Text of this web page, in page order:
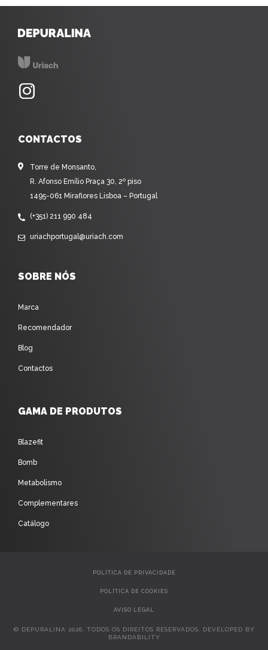
CONTACTOS
Torre de Monsanto,
R. Afonso Emílio Praça 30, 2º piso
1495-061 Miraflores Lisboa – Portugal
(+351) 211 990 484
uriachportugal@uriach.com
SOBRE NÓS
Marca
Recomendador
Blog
Contactos
GAMA DE PRODUTOS
Blazefit
Bomb
Metabolismo
Complementares
Catálogo
© DEPURALINA 2026. TODOS OS DIREITOS RESERVADOS. DEVELOPED BY
BRANDABILITY
POLÍTICA DE PRIVACIDADE
POLÍTICA DE COOKIES
AVISO LEGAL